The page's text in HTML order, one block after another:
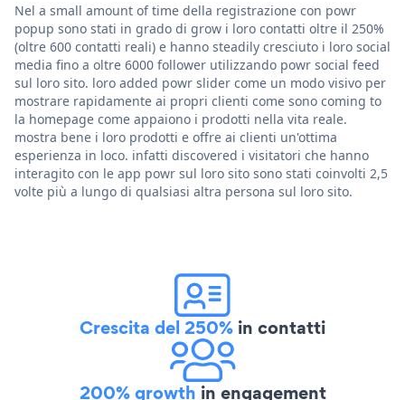
Nel a small amount of time della registrazione con powr
popup sono stati in grado di grow i loro contatti oltre il 250%
(oltre 600 contatti reali) e hanno steadily cresciuto i loro social
media fino a oltre 6000 follower utilizzando powr social feed
sul loro sito. loro added powr slider come un modo visivo per
mostrare rapidamente ai propri clienti come sono coming to
la homepage come appaiono i prodotti nella vita reale.
mostra bene i loro prodotti e offre ai clienti un'ottima
esperienza in loco. infatti discovered i visitatori che hanno
interagito con le app powr sul loro sito sono stati coinvolti 2,5
volte più a lungo di qualsiasi altra persona sul loro sito.
Crescita del 250% in contatti
200% growth in engagement